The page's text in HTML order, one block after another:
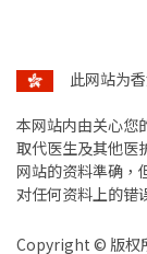
此网站为
本网站内由关心您
取代医生及其他医
网站的资料準确，
对任何资料上的错
Copyright ©️ 版权